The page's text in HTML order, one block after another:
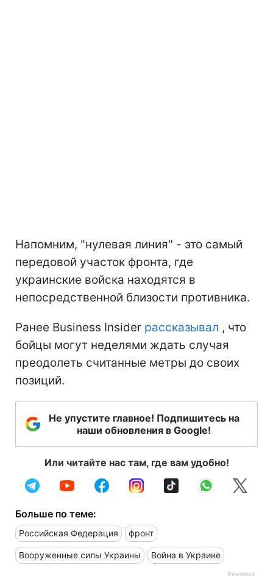
Напомним, "нулевая линия" - это самый
передовой участок фронта, где
украинские войска находятся в
непосредственной близости противника.
Ранее Business Insider рассказывал , что
бойцы могут неделями ждать случая
преодолеть считанные метры до своих
позиций.
Не упустите главное! Подпишитесь на
наши обновления в Google!
Или читайте нас там, где вам удобно!
Больше по теме:
Российская Федерация фронт
Вооруженные силы Украины Война в Украине